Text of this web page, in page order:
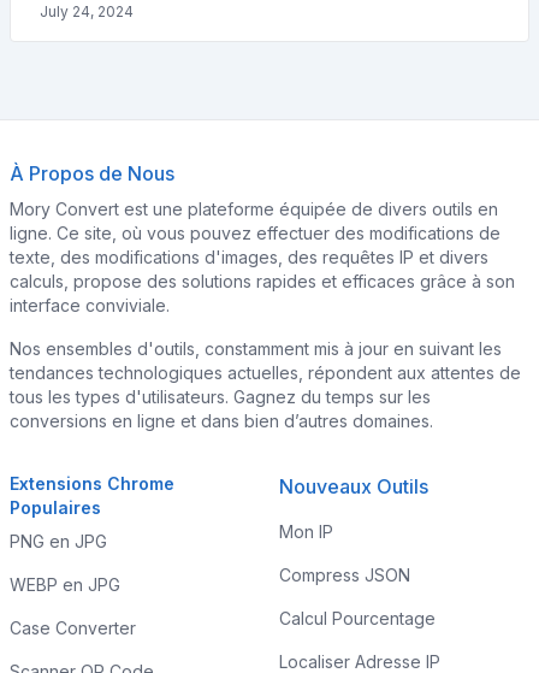
July 24, 2024
À Propos de Nous
Mory Convert est une plateforme équipée de divers outils en
ligne. Ce site, où vous pouvez effectuer des modifications de
texte, des modifications d'images, des requêtes IP et divers
calculs, propose des solutions rapides et efficaces grâce à son
interface conviviale.
Nos ensembles d'outils, constamment mis à jour en suivant les
tendances technologiques actuelles, répondent aux attentes de
tous les types d'utilisateurs. Gagnez du temps sur les
conversions en ligne et dans bien d’autres domaines.
Extensions Chrome
Populaires
PNG en JPG
WEBP en JPG
Case Converter
Nouveaux Outils
Mon IP
Compress JSON
Calcul Pourcentage
Localiser Adresse IP